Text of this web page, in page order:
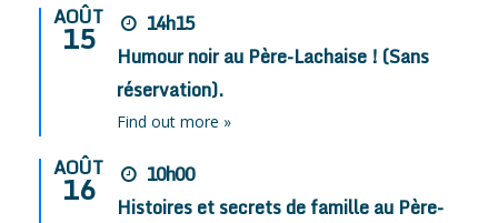
AOÛT
15
14h15
Humour noir au Père-Lachaise ! (Sans
réservation).
Find out more »
AOÛT
16
10h00
Histoires et secrets de famille au Père-